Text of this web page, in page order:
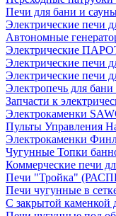
Печи для бани и
Электрические печи
Автономные
Электрические
Электрические печи
Электрические печи
Электропечь для
Запчасти к
Электрокаменки
Пульты Управления
Электрокаменки
Чугунные Топки
Коммерческие печи
Печи "Тройка"
Печи чугунные в
С закрытой каменкой